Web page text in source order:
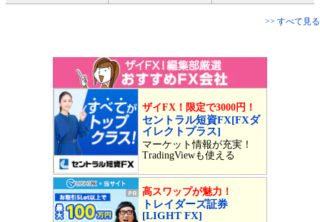
>> すべて見る
ザイFX！限定で3000円！
セントラル短資FX[FXダ
イレクトプラス]
マーケット情報が充実！
TradingViewも使える
高スワップが魅力！
トレイダーズ証券
[LIGHT FX]